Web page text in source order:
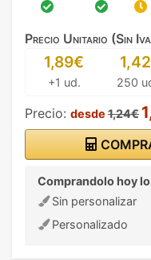
Precio Unitario (Sin
1,89€
+1 ud. 250
Precio: desde 1,24€
Comprandolo hoy
Sin personalizar
Personalizado